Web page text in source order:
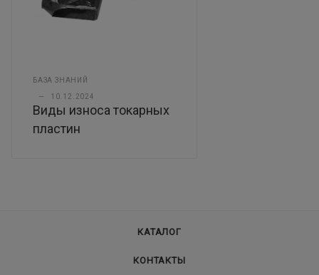
БАЗА ЗНАНИЙ
— 10.12.2024
Виды износа токарных
пластин
КАТАЛОГ
КОНТАКТЫ